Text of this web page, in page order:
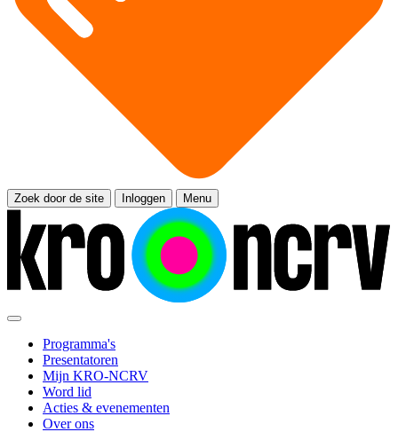
Zoek door de site Inloggen Menu
Programma's
Presentatoren
Mijn KRO-NCRV
Word lid
Acties & evenementen
Over ons